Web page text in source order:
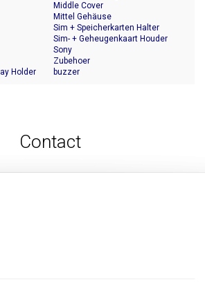
Middle Cover
Mittel Gehäuse
Holder
Sim + Speicherkarten Halter
Sim- + Geheugenkaart Houder
Sony
Zubehoer
buzzer
Contact